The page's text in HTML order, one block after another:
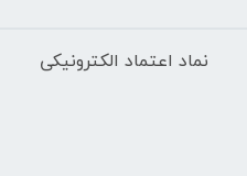
نماد اعتماد الکترونیکی